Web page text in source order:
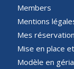
Members
Mentions
Mes
Mise en place
Modèle en